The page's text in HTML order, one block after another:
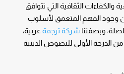
والكفاءات الثقافية التي تتوافق
الفهم المتعمق لأسلوب
وبصفتنا شركة ترجمةعربية،
الدرجة الأولى للنصوص الدينية